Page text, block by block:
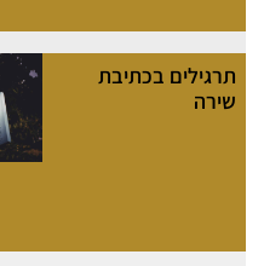
תרגילים בכתיבת
שירה